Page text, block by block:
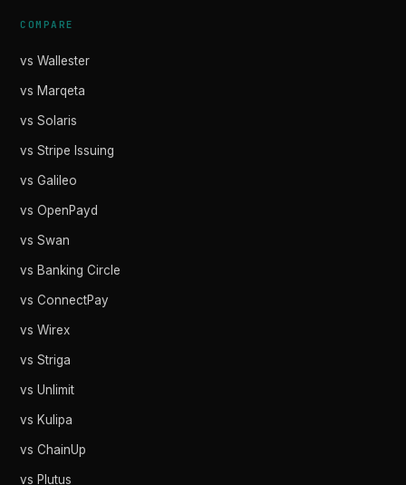
COMPARE
vs Wallester
vs Marqeta
vs Solaris
vs Stripe Issuing
vs Galileo
vs OpenPayd
vs Swan
vs Banking Circle
vs ConnectPay
vs Wirex
vs Striga
vs Unlimit
vs Kulipa
vs ChainUp
vs Plutus